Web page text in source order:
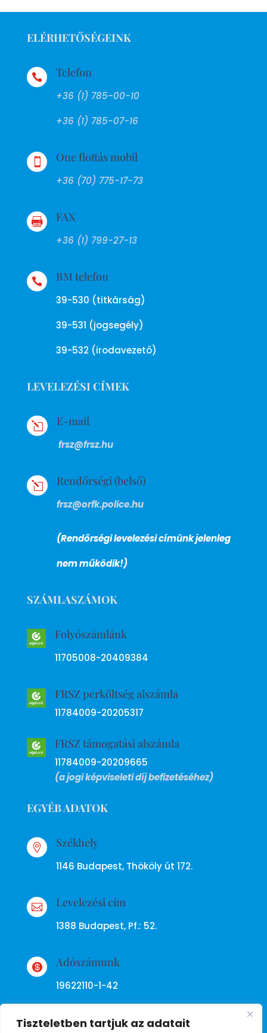
Tiszteletben tartjuk az adatait
ELÉRHETŐSÉGEINK
 Telefon
+36 (1) 785-00-10
+36 (1) 785-07-16
 One flottás mobil
+36 (70) 775-17-73
 FAX
+36 (1) 799-27-13
 BM telefon
39-530 (titkárság)
39-531 (jogsegély)
39-532 (irodavezető)
LEVELEZÉSI CÍMEK
l E-mail
frsz@frsz.hu
l Rendőrségi (belső)
frsz@orfk.police.hu
(Rendőrségi levelezési címünk jelenleg
nem működik!)
SZÁMLASZÁMOK
Folyószámlánk
11705008-20409384
FRSZ perköltség alszámla
11784009-20205317
FRSZ támogatási alszámla
11784009-20209665
(a jogi képviseleti díj befizetéséhez)
EGYÉB ADATOK
 Székhely
1146 Budapest, Thököly út 172.
 Levelezési cím
1388 Budapest, Pf.: 52.
 Adószámunk
19622110-1-42